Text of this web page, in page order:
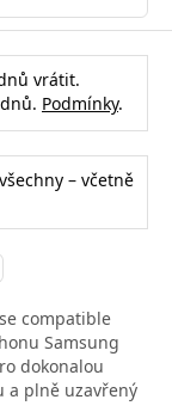
vrátit.
Podmínky.
– včetně
compatible
Samsung
dokonalou
a plně uzavřený